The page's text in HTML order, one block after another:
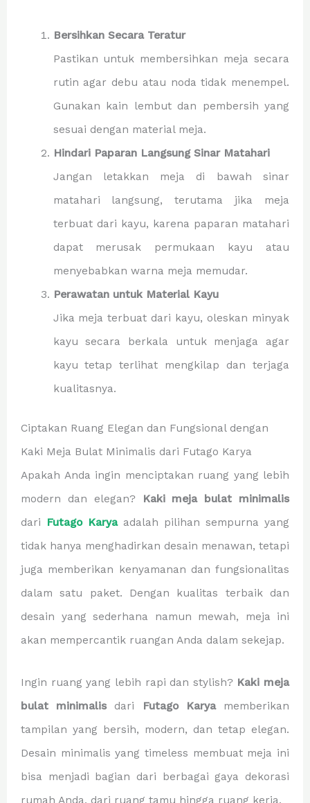
Bersihkan Secara Teratur
Pastikan untuk membersihkan meja secara
rutin agar debu atau noda tidak menempel.
Gunakan kain lembut dan pembersih yang
sesuai dengan material meja.
Hindari Paparan Langsung Sinar Matahari
Jangan letakkan meja di bawah sinar
matahari langsung, terutama jika meja
terbuat dari kayu, karena paparan matahari
dapat merusak permukaan kayu atau
menyebabkan warna meja memudar.
Perawatan untuk Material Kayu
Jika meja terbuat dari kayu, oleskan minyak
kayu secara berkala untuk menjaga agar
kayu tetap terlihat mengkilap dan terjaga
kualitasnya.
Ciptakan Ruang Elegan dan Fungsional dengan
Kaki Meja Bulat Minimalis dari Futago Karya
Apakah Anda ingin menciptakan ruang yang lebih
modern dan elegan?
Kaki meja bulat minimalis
dari
Futago Karyaadalah pilihan sempurna yang
tidak hanya menghadirkan desain menawan, tetapi
juga memberikan kenyamanan dan fungsionalitas
dalam satu paket. Dengan kualitas terbaik dan
desain yang sederhana namun mewah, meja ini
akan mempercantik ruangan Anda dalam sekejap.
Ingin ruang yang lebih rapi dan stylish? Kaki meja
bulat minimalisdari Futago Karyamemberikan
tampilan yang bersih, modern, dan tetap elegan.
Desain minimalis yang timeless membuat meja ini
bisa menjadi bagian dari berbagai gaya dekorasi
rumah Anda, dari ruang tamu hingga ruang kerja.